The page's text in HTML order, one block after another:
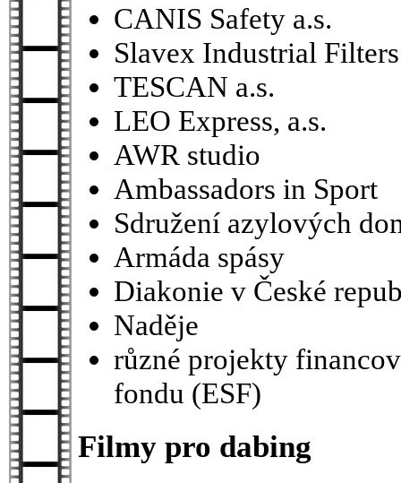
CANIS Safety a.s.
Slavex Industrial Filters
TESCAN a.s.
LEO Express, a.s.
AWR studio
Ambassadors in Sport
Sdružení azylových
Armáda spásy
Diakonie v České
Naděje
různé projekty
fondu (ESF)
Filmy pro dabing